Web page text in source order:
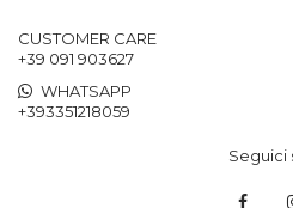
CUSTOMER CARE
+39 091 903627
WHATSAPP
+393351218059
Seguici